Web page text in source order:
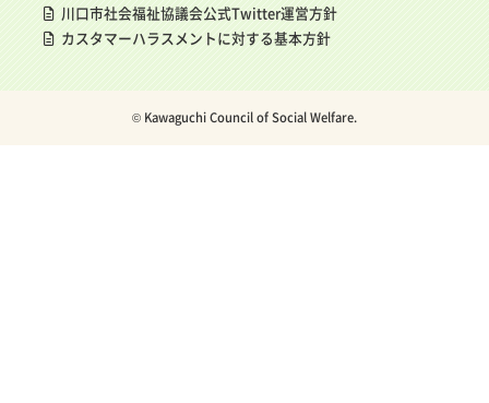
川口市社会福祉協議会公式Twitter運営方針
カスタマーハラスメントに対する基本方針
© Kawaguchi Council of Social Welfare.